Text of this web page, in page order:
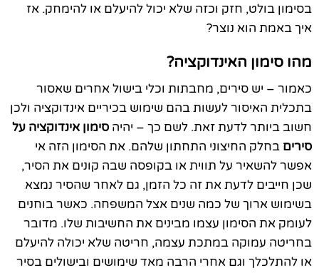
בסימון בולט, חזק וכזה שלא יכול להיעלם או להימחק. אז
איך באמת הוא נוצר?
מהו סימון האינדוקציה?
כאמור – יש סירים, מחבתות וכלי בישול אחרים שאסור
בתכלית האיסור לעשות בהם שימוש בכיריים אינדוקציה ולכן
חשוב ביותר לדעת זאת. לשם כך – יהיה סימון אינדוקציה על
סירים בחלק החיצוני התחתון שלהם. את הסימון הזה אי
אפשר להשאיר על תווית או בקופסה שבה קונים את הסיר,
שכן חייבים לדעת את זה כל הזמן, גם לאחר שהסיר נמצא
בשימוש ארוך של כמה שנים אצל המשפחה. כאשר בוחנים
לעומק את הסימון עצמו מבינים את החשיבות שלו. מדובר
בחריטה עמוקה במתכת עצמה, חריטה שלא יכולה להיעלם
או להתלכלך וגם אחרי הרבה מאד שימושים ובישולים בסיר